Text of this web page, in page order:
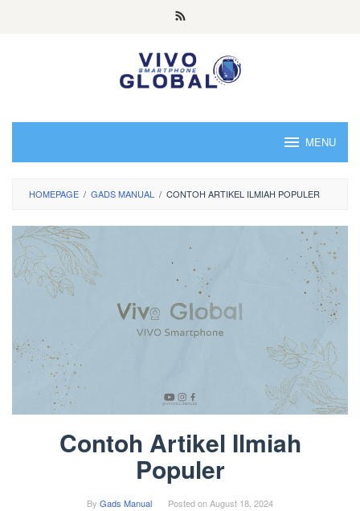
MENU
HOMEPAGE / GADS MANUAL / CONTOH ARTIKEL ILMIAH POPULER
Contoh Artikel Ilmiah
Populer
By Gads Manual Posted onAugust 18, 2024